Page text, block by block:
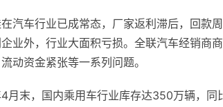
汽车行业已成常态，厂家返利滞后，回款
业外，行业大面积亏损。全联汽车经销商
动资金紧张等一系列问题。
月末，国内乘用车行业库存达350万辆，同